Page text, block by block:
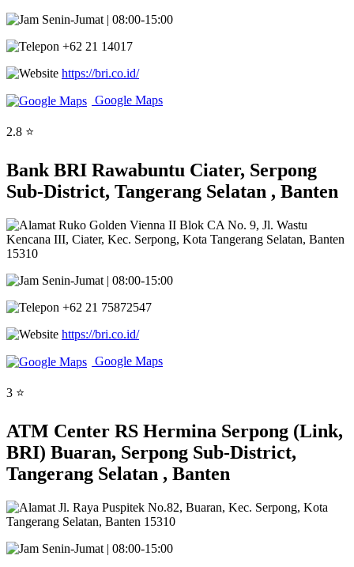
Senin-Jumat | 08:00-15:00
+62 21 14017
https://bri.co.id/
Google Maps
2.8 ⭐
Bank BRI Rawabuntu Ciater, Serpong
Sub-District, Tangerang Selatan , Banten
Ruko Golden Vienna II Blok CA No. 9, Jl. Wastu
Kencana III, Ciater, Kec. Serpong, Kota Tangerang Selatan, Banten
15310
Senin-Jumat | 08:00-15:00
+62 21 75872547
https://bri.co.id/
Google Maps
3 ⭐
ATM Center RS Hermina Serpong (Link,
BRI) Buaran, Serpong Sub-District,
Tangerang Selatan , Banten
Jl. Raya Puspitek No.82, Buaran, Kec. Serpong, Kota
Tangerang Selatan, Banten 15310
Senin-Jumat | 08:00-15:00